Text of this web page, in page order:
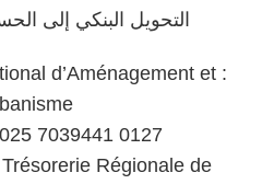
التحويل البنكي إلى
d’Aménagement et
7039441 0127
Régionale de